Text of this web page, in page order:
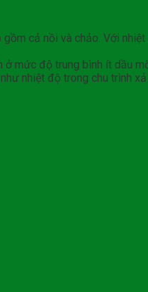
cả nồi và chảo. Với
ở mức độ trung bình ít dầu
nhiệt độ trong chu trình